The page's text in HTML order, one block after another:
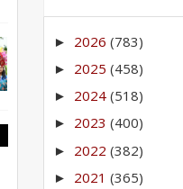
► 2026(783)
► 2025(458)
► 2024(518)
► 2023(400)
► 2022(382)
► 2021(365)